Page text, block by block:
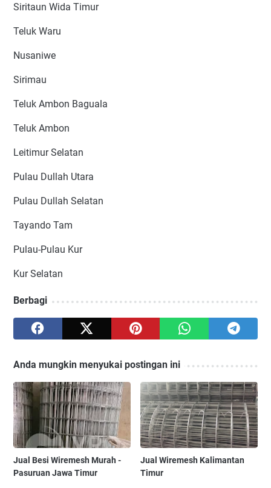
Siritaun Wida Timur
Teluk Waru
Nusaniwe
Sirimau
Teluk Ambon Baguala
Teluk Ambon
Leitimur Selatan
Pulau Dullah Utara
Pulau Dullah Selatan
Tayando Tam
Pulau-Pulau Kur
Kur Selatan
Berbagi
Anda mungkin menyukai postingan ini
Jual Besi Wiremesh Murah -
Pasuruan Jawa Timur
Jual Wiremesh Kalimantan
Timur